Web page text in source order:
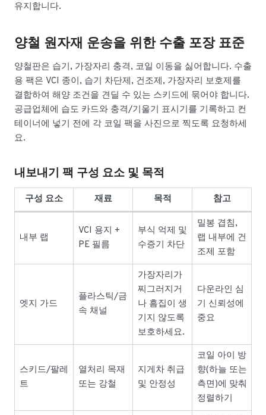
유지합니다.
양철 원자재 운송을 위한 수출 포장 표준
양철판은 습기, 가장자리 충격, 코일 이동을 싫어합니다. 수출
용 팩은 VCI 종이, 습기 차단제, 건조제, 가장자리 보호제를
결합하여 해양 조건을 견딜 수 있는 스키드에 묶어야 합니다.
공급업체에 습도 카드와 충격/기울기 표시기를 기록하고 컨
테이너에 넣기 전에 각 코일 팩을 사진으로 찍도록 요청하세
요.
내보내기 팩 구성 요소 및 목적
구성 요소 재료 목적 참고
내부 랩
VCI 용지 +
PE 필름
부식 억제 및
수증기 차단
밀봉 겹침,
랩 내부에 건
조제 포함
엣지 가드
플라스틱/금
속 채널
가장자리가
찌그러지거
나 흠집이 생
기지 않도록
보호하세요.
다운라인 심
기 신뢰성에
중요
스키드/팔레
트
열처리 목재
또는 강철
지게차 취급
및 안정성
코일 아이 방
향(하늘 또는
측면)에 맞춰
정렬하기